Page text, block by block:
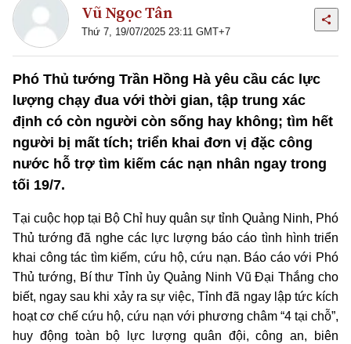
Vũ Ngọc Tân
Thứ 7, 19/07/2025 23:11 GMT+7
Phó Thủ tướng Trần Hồng Hà yêu cầu các lực
lượng chạy đua với thời gian, tập trung xác
định có còn người còn sống hay không; tìm hết
người bị mất tích; triển khai đơn vị đặc công
nước hỗ trợ tìm kiếm các nạn nhân ngay trong
tối 19/7.
Tại cuộc họp tại Bộ Chỉ huy quân sự tỉnh Quảng Ninh, Phó
Thủ tướng đã nghe các lực lượng báo cáo tình hình triển
khai công tác tìm kiếm, cứu hộ, cứu nạn. Báo cáo với Phó
Thủ tướng, Bí thư Tỉnh ủy Quảng Ninh Vũ Đại Thắng cho
biết, ngay sau khi xảy ra sự việc, Tỉnh đã ngay lập tức kích
hoạt cơ chế cứu hộ, cứu nạn với phương châm “4 tại chỗ”,
huy động toàn bộ lực lượng quân đội, công an, biên